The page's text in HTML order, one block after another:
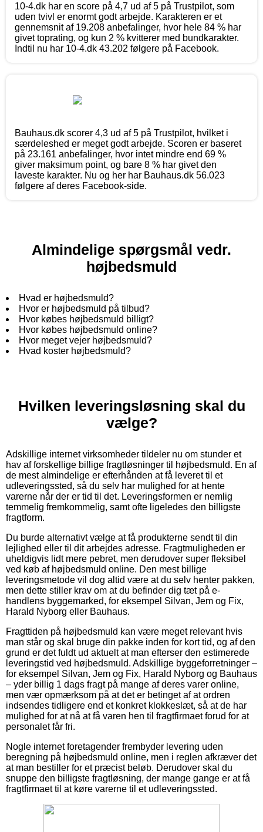
10-4.dk har en score på 4,7 ud af 5 på Trustpilot, som
uden tvivl er enormt godt arbejde. Karakteren er et
gennemsnit af 19.208 anbefalinger, hvor hele 84 % har
givet toprating, og kun 2 % kvitterer med bundkarakter.
Indtil nu har 10-4.dk 43.202 følgere på Facebook.
Bauhaus.dk scorer 4,3 ud af 5 på Trustpilot, hvilket i
særdeleshed er meget godt arbejde. Scoren er baseret
på 23.161 anbefalinger, hvor intet mindre end 69 %
giver maksimum point, og bare 8 % har givet den
laveste karakter. Nu og her har Bauhaus.dk 56.023
følgere af deres Facebook-side.
Almindelige spørgsmål vedr.
højbedsmuld
Hvad er højbedsmuld?
Hvor er højbedsmuld på tilbud?
Hvor købes højbedsmuld billigt?
Hvor købes højbedsmuld online?
Hvor meget vejer højbedsmuld?
Hvad koster højbedsmuld?
Hvilken leveringsløsning skal du
vælge?
Adskillige internet virksomheder tildeler nu om stunder et
hav af forskellige billige fragtløsninger til højbedsmuld. En af
de mest almindelige er efterhånden at få leveret til et
udleveringssted, så du selv har mulighed for at hente
varerne når der er tid til det. Leveringsformen er nemlig
temmelig fremkommelig, samt ofte ligeledes den billigste
fragtform.
Du burde alternativt vælge at få produkterne sendt til din
lejlighed eller til dit arbejdes adresse. Fragtmuligheden er
uheldigvis lidt mere pebret, men derudover super fleksibel
ved køb af højbedsmuld online. Den mest billige
leveringsmetode vil dog altid være at du selv henter pakken,
men dette stiller krav om at du befinder dig tæt på e-
handlens byggemarked, for eksempel Silvan, Jem og Fix,
Harald Nyborg eller Bauhaus.
Fragttiden på højbedsmuld kan være meget relevant hvis
man står og skal bruge din pakke inden for kort tid, og af den
grund er det fuldt ud aktuelt at man efterser den estimerede
leveringstid ved højbedsmuld. Adskillige byggeforretninger –
for eksempel Silvan, Jem og Fix, Harald Nyborg og Bauhaus
– yder billig 1 dags fragt på mange af deres varer online,
men vær opmærksom på at det er betinget af at ordren
indsendes tidligere end et konkret klokkeslæt, så at de har
mulighed for at nå at få varen hen til fragtfirmaet forud for at
personalet får fri.
Nogle internet foretagender frembyder levering uden
beregning på højbedsmuld online, men i reglen afkræver det
at man bestiller for et præcist beløb. Derudover skal du
snuppe den billigste fragtløsning, der mange gange er at få
fragtfirmaet til at køre varerne til et udleveringssted.